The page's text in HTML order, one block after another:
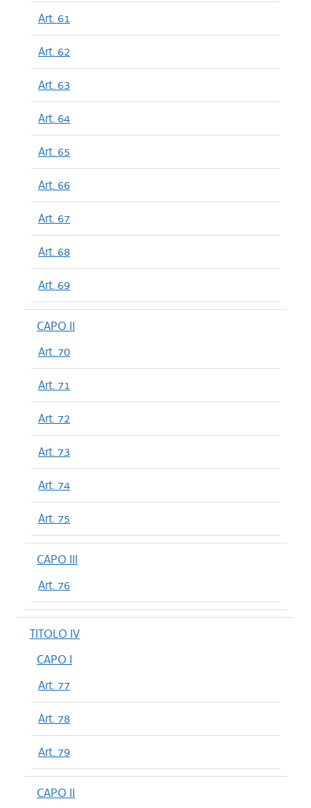
Art. 61
Art. 62
Art. 63
Art. 64
Art. 65
Art. 66
Art. 67
Art. 68
Art. 69
CAPO II
Art. 70
Art. 71
Art. 72
Art. 73
Art. 74
Art. 75
CAPO III
Art. 76
TITOLO IV
CAPO I
Art. 77
Art. 78
Art. 79
CAPO II